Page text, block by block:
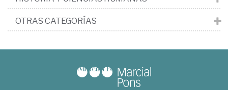
OTRAS CATEGORÍAS